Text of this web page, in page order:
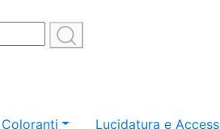
Coloranti Lucidatura e